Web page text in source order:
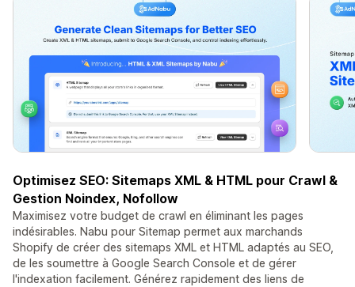
Optimisez SEO: Sitemaps XML & HTML pour Crawl &
Gestion Noindex, Nofollow
Maximisez votre budget de crawl en éliminant les pages
indésirables. Nabu pour Sitemap permet aux marchands
Shopify de créer des sitemaps XML et HTML adaptés au SEO,
de les soumettre à Google Search Console et de gérer
l'indexation facilement. Générez rapidement des liens de